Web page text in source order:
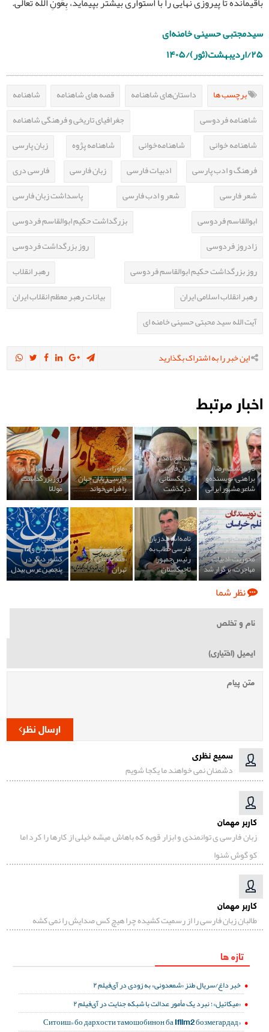
سیدمجتبی حسینی خامنه‌ای
۲۵/اردیبهشت(ثور)/۱۴۰۵
برچسب ها داستان‌های شاهنامه قصه های شاهنامه
شاهنامه
شاهنامه فردوسی
جغرافیای تاریخی و فرهنگی شاهنامه
شاهنامه خوانی
شاهنامه‌خوانی شاهنامه پژوه
زبان پارسی
فرهنگ و ادب پارسی
ادبیات فارسی زبان فارسی
فارسی دری
شعر فارسی
شعر و ادب فارسی
پاسداشت زبان فارسی
ابوالقاسم فردوسی
بزرگداشت حکیم ابوالقاسم فردوسی
زادروز فردوسی
روز بزرگداشت فردوسی
روز بزرگداشت حکیم ابوالقاسم فردوسی
رهبر انقلاب
رهبر انقلاب اسلامی ایران
بیانات رهبر معظم انقلاب ایران
آیت الله سید محبتی حسینی خامنه ای
این خبر را به اشتراک بگذارید
اخبار مرتبط
درگذشت «رضا
براهنی» نویسنده و
شاعر مشهور ایرانی
مدافع نامدار احیای
زبان فارسی
تاجیکستانی
درگذشت
«ماوراء»
فارسی‌زبانان جهان
را فرامی‌خواند
هشتم میزان(مهر)؛
روز بزرگداشت
مولانا
نشست نویسندگان
اهل قلم خراسان با
محوریت «ادبیات
مهاجرت» برگزار شد
نامه اساتید زبان
فارسی خطاب به
رئیس جمهور
تاجیکستان
پنجمین نشست
«قند پارسی» در
تهران
مهمانانی از
افغانستان و 12
کشور دیگر در
پنجمین عرس بیدل
نظر شما
ارسال نظر
سمیع نظری
دشمنان نمی خواهند ما یکجا شویم
کاربر مهمان
زبان فارسی ی توانمندی و ابزار قویه که باهاش میشه خیلی از کارها را کرد اما
کو گوش شنوا
کاربر مهمان
طالبان زبان فارسی را از رسمیت کشیده چرا هیچ کس صدایش را نمی کشه
تازه ها
خبر داغ/سریال طنز «شمعدونی» به زودی در آی‌فیلم ۲
«میکائیل»؛ نبرد یک مأمور عدالت با شبکه جنایت در آی‌فیلم ۲
«Ситоиш» бо дархости тамошобинон ба Ifilm2 бозмегардад